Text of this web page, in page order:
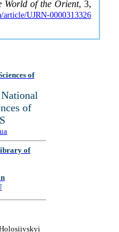
World of the Orient, 3,
article/UJRN-0000313326
of
of
of